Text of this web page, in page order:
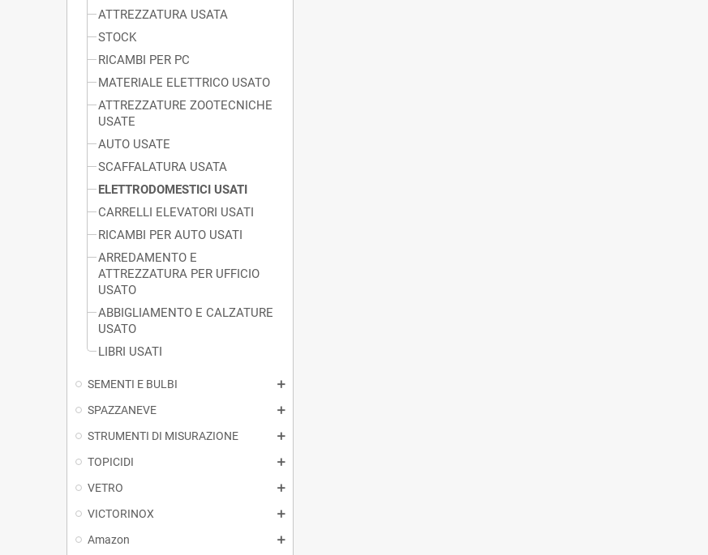
ATTREZZATURA USATA
STOCK
RICAMBI PER PC
MATERIALE ELETTRICO USATO
ATTREZZATURE ZOOTECNICHE
USATE
AUTO USATE
SCAFFALATURA USATA
ELETTRODOMESTICI USATI
CARRELLI ELEVATORI USATI
RICAMBI PER AUTO USATI
ARREDAMENTO E
ATTREZZATURA PER UFFICIO
USATO
ABBIGLIAMENTO E CALZATURE
USATO
LIBRI USATI
SEMENTI E BULBI
SPAZZANEVE
STRUMENTI DI MISURAZIONE
TOPICIDI
VETRO
VICTORINOX
Amazon